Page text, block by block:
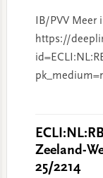
IB/PVV
https://
Zeeland-
25/2214